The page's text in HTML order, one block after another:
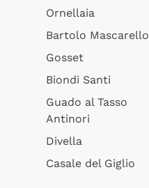
Ornellaia
Bartolo Mascarello
Gosset
Biondi Santi
Guado al Tasso
Antinori
Divella
Casale del Giglio